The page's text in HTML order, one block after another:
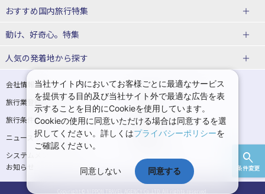
条件変更
tabiwaスペシャル
日帰りTrip
おすすめ国内旅行特集
ユニバーサル・スタジオ・ジャパンへの旅
贅沢時間
大阪
動け、好奇心。特集
西の日キャンペーン
こだわり企画 鉄道 京都 美酒旅 祭り花火 期間限定イベント
体験プラン
親子旅
演劇 イベント スポーツ 音楽
人気の発着地から探す
関西→金沢旅 関西→広島旅
関西→岡山旅 関西→博多旅
広島→大阪旅 広島→博多旅
広島→岡山旅
会社情報
プライバシーポリシー
旅行業登録票・約款
規約集
旅行条件書
商標について
ニュースリリース
採用情報
システムメンテナンスの
お知らせ
当社サイト内においてお客様ごとに最適なサービス
を提供する目的及び当社サイト外で最適な広告を表
示することを目的にCookieを使用しています。
Cookieの使用に同意いただける場合は同意するを選
択してください。詳しくはプライバシーポリシーを
ご確認ください。
同意しない 同意する